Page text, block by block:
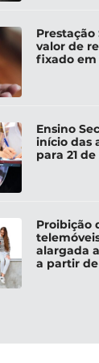
Prestação
valor de
fixado em
Ensino
início das
para 21
Proibição
alargada
a partir